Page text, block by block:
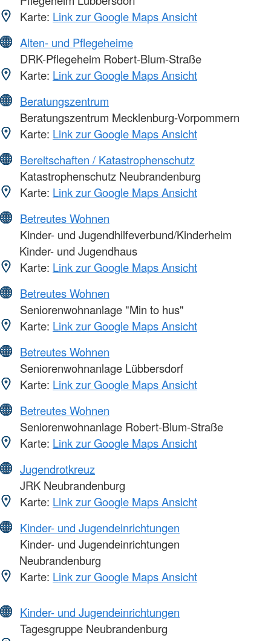
Karte: Link zur Google Maps Ansicht
Alten- und Pflegeheime
DRK-Pflegeheim Robert-Blum-Straße
Karte: Link zur Google Maps Ansicht
Beratungszentrum
Beratungszentrum Mecklenburg-Vorpommern
Karte: Link zur Google Maps Ansicht
Bereitschaften / Katastrophenschutz
Katastrophenschutz Neubrandenburg
Karte: Link zur Google Maps Ansicht
Betreutes Wohnen
Kinder- und Jugendhilfeverbund/Kinderheim
Kinder- und Jugendhaus
Karte: Link zur Google Maps Ansicht
Betreutes Wohnen
Seniorenwohnanlage "Min to hus"
Karte: Link zur Google Maps Ansicht
Betreutes Wohnen
Seniorenwohnanlage Lübbersdorf
Karte: Link zur Google Maps Ansicht
Betreutes Wohnen
Seniorenwohnanlage Robert-Blum-Straße
Karte: Link zur Google Maps Ansicht
Jugendrotkreuz
JRK Neubrandenburg
Karte: Link zur Google Maps Ansicht
Kinder- und Jugendeinrichtungen
Kinder- und Jugendeinrichtungen
Neubrandenburg
Karte: Link zur Google Maps Ansicht
Kinder- und Jugendeinrichtungen
Tagesgruppe Neubrandenburg